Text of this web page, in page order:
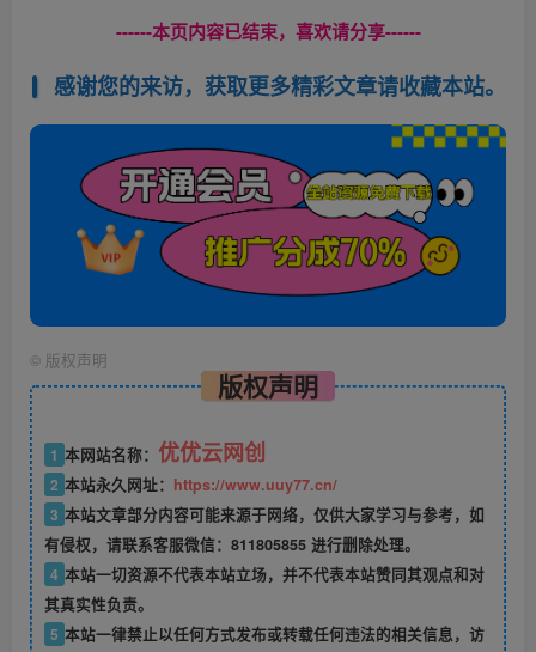
------本页内容已结束，喜欢请分享------
感谢您的来访，获取更多精彩文章请收藏本站。
© 版权声明
版权声明
1 本网站名称： 优优云网创
2 本站永久网址： https://www.uuy77.cn/
3 本站文章部分内容可能来源于网络，仅供大家学习与参考，如
有侵权，请联系客服微信：811805855 进行删除处理。
4 本站一切资源不代表本站立场，并不代表本站赞同其观点和对
其真实性负责。
5 本站一律禁止以任何方式发布或转载任何违法的相关信息，访